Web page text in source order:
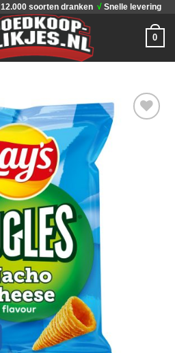
12.000 soorten dranken √ Snelle levering
0
Toevoegen